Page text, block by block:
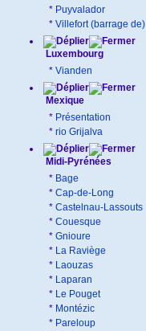
* Puyvalador
* Villefort (barrage de)
Luxembourg
* Vianden
Mexique
* Présentation
* rio Grijalva
Midi-Pyrénées
* Bage
* Cap-de-Long
* Castelnau-Lassouts
* Couesque
* Gnioure
* La Raviège
* Laouzas
* Laparan
* Le Pouget
* Montézic
* Pareloup